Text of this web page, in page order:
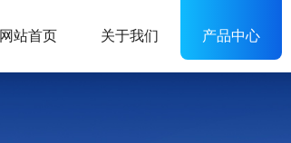
网站首页 关于我们 产品中心